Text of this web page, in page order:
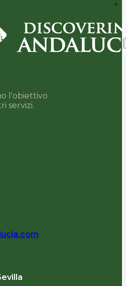
l'obiettivo
servizi.